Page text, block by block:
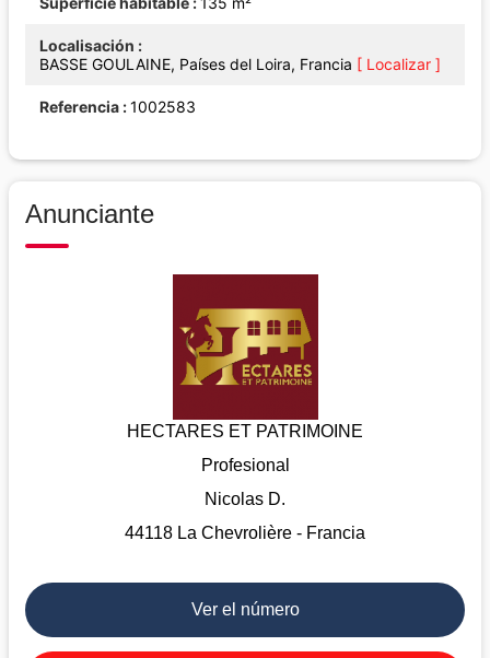
Localisación
BASSE GOULAINE, Países del Loira, Francia [ Localizar ]
Referencia 1002583
Anunciante
HECTARES ET PATRIMOINE
Profesional
Nicolas D.
44118 La Chevrolière - Francia
Ver el número